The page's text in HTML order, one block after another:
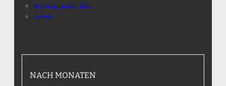
Wärmepumpen-Jobs
Zahlen
NACH MONATEN